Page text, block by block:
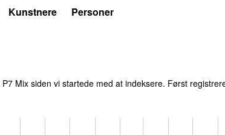
Kunstnere Personer
P7 Mix siden vi startede med at indeksere. Først